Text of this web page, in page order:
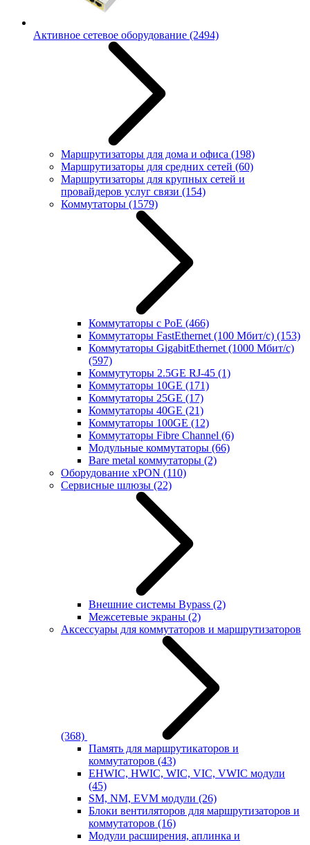
Активное сетевое оборудование (2494)
Маршрутизаторы для дома и офиса (198)
Маршрутизаторы для средних сетей (60)
Маршрутизаторы для крупных сетей и
провайдеров услуг связи (154)
Коммутаторы (1579)
Коммутаторы с PoE (466)
Коммутаторы FastEthernet (100 Мбит/с) (153)
Коммутаторы GigabitEthernet (1000 Мбит/с)
(597)
Коммутуторы 2.5GE RJ-45 (1)
Коммутаторы 10GE (171)
Коммутаторы 25GE (17)
Коммутаторы 40GE (21)
Коммутаторы 100GE (12)
Коммутаторы Fibre Channel (6)
Модульные коммутаторы (66)
Bare metal коммутаторы (2)
Оборудование xPON (110)
Сервисные шлюзы (22)
Внешние системы Bypass (2)
Межсетевые экраны (2)
Аксессуары для коммутаторов и маршрутизаторов
(368)
Память для маршрутикаторов и
коммутаторов (43)
EHWIC, HWIC, WIC, VIC, VWIC модули
(45)
SM, NM, EVM модули (26)
Блоки вентиляторов для маршрутизаторов и
коммутаторов (16)
Модули расширения, аплинка и